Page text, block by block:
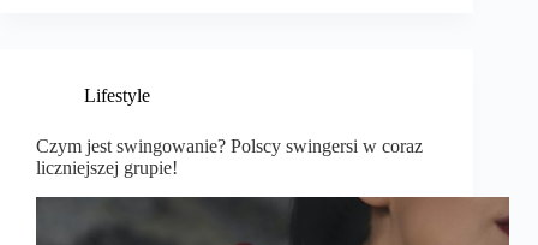
Lifestyle
Czym jest swingowanie? Polscy swingersi w coraz
liczniejszej grupie!